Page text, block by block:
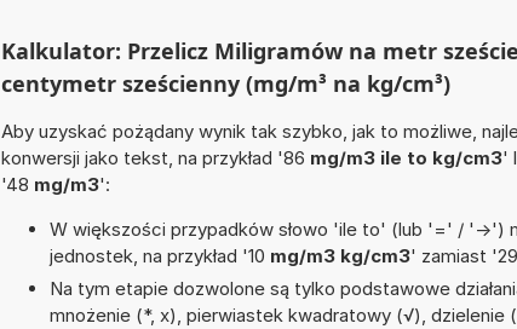
Kalkulator: Przelicz Miligramów na metr
centymetr sześcienny (mg/m³ na kg/cm³)
Aby uzyskać pożądany wynik tak szybko, jak to możliwe,
konwersji jako tekst, na przykład '86 mg/m3 ile to kg/cm3'
'48 mg/m3':
W większości przypadków słowo 'ile to' (lub '=' / '->')
jednostek, na przykład '10 mg/m3 kg/cm3' zamiast
Na tym etapie dozwolone są tylko podstawowe
mnożenie (*, x), pierwiastek kwadratowy (√), dzielenie